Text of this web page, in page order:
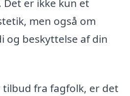
er ikke kun et
men også om
og beskyttelse af din
fra fagfolk, er det